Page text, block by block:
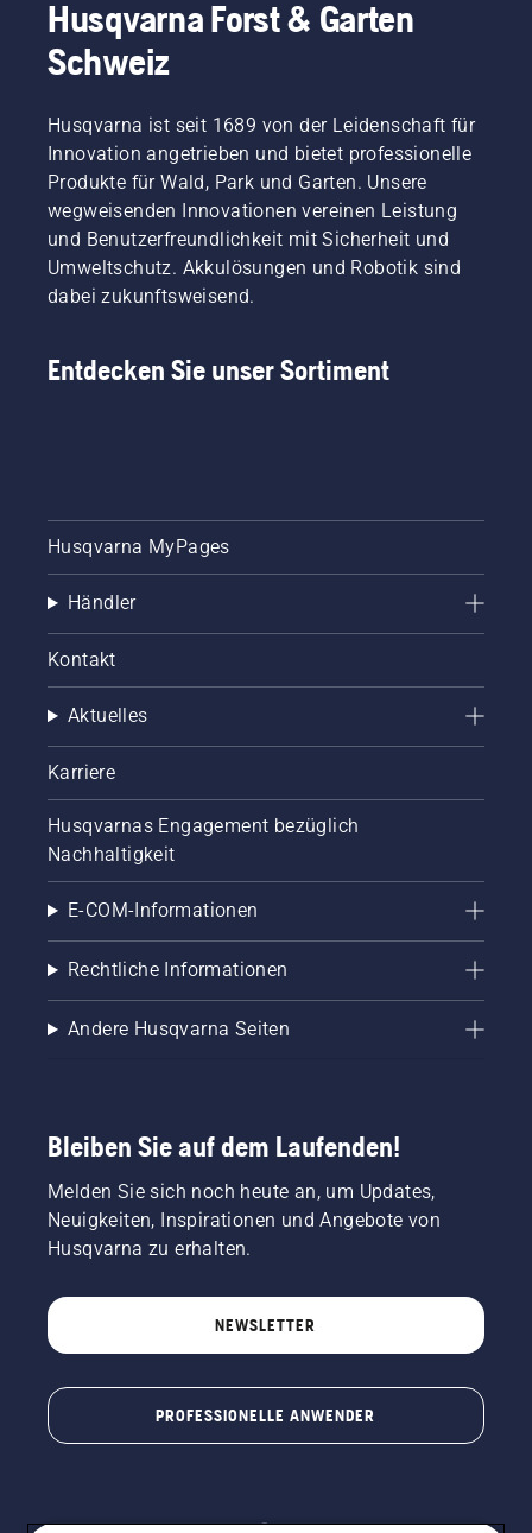
Grasmesser
schneidet
dickes
Gras
und
effizienter.
In
diesem
kurzen
Video
erfahren
Sie, wie
schärfen
Husqvarna Forst & Garten
Schweiz
Husqvarna ist seit 1689 von der Leidenschaft für
Innovation angetrieben und bietet professionelle
Produkte für Wald, Park und Garten. Unsere
wegweisenden Innovationen vereinen Leistung
und Benutzerfreundlichkeit mit Sicherheit und
Umweltschutz. Akkulösungen und Robotik sind
dabei zukunftsweisend.
Entdecken Sie unser Sortiment
Husqvarna MyPages
Händler
Kontakt
Aktuelles
Karriere
Husqvarnas Engagement bezüglich
Nachhaltigkeit
E-COM-Informationen
Rechtliche Informationen
Andere Husqvarna Seiten
Bleiben Sie auf dem Laufenden!
Melden Sie sich noch heute an, um Updates,
Neuigkeiten, Inspirationen und Angebote von
Husqvarna zu erhalten.
NEWSLETTER
PROFESSIONELLE ANWENDER